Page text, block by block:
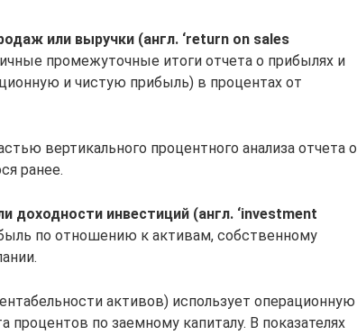
или выручки (англ. ‘return on sales
промежуточные итоги отчета о прибылях и
и чистую прибыль) в процентах от
вертикального процентного анализа отчета о
ранее.
доходности инвестиций (англ. ‘investment
по отношению к активам, собственному
активов) использует операционную
по заемному капиталу. В показателях